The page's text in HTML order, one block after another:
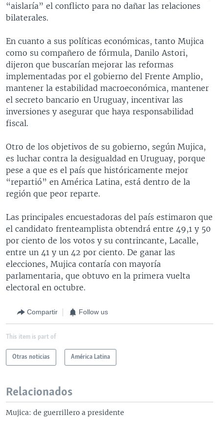
“aislaría” el conflicto para no dañar las relaciones
bilaterales.
En cuanto a sus políticas económicas, tanto Mujica
como su compañero de fórmula, Danilo Astori,
dijeron que buscarían mejorar las reformas
implementadas por el gobierno del Frente Amplio,
mantener la estabilidad macroeconómica, mantener
el secreto bancario en Uruguay, incentivar las
inversiones y asegurar que haya responsabilidad
fiscal.
Otro de los objetivos de su gobierno, según Mujica,
es luchar contra la desigualdad en Uruguay, porque
pese a que es el país que históricamente mejor
“repartió” en América Latina, está dentro de la
región que peor reparte.
Las principales encuestadoras del país estimaron que
el candidato frenteamplista obtendrá entre 49,1 y 50
por ciento de los votos y su contrincante, Lacalle,
entre un 41 y un 42 por ciento. De ganar las
elecciones, Mujica contaría con mayoría
parlamentaria, que obtuvo en la primera vuelta
electoral en octubre.
Compartir Follow us
This item is part of
Otras noticias América Latina
Relacionados
Mujica: de guerrillero a presidente